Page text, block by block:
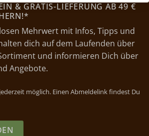
& GRATIS-LIEFERUNG AB 49 €
Mehrwert mit Infos, Tipps und
dich auf dem Laufenden über
und informieren Dich über
Angebote.
möglich. Einen Abmeldelink findest Du